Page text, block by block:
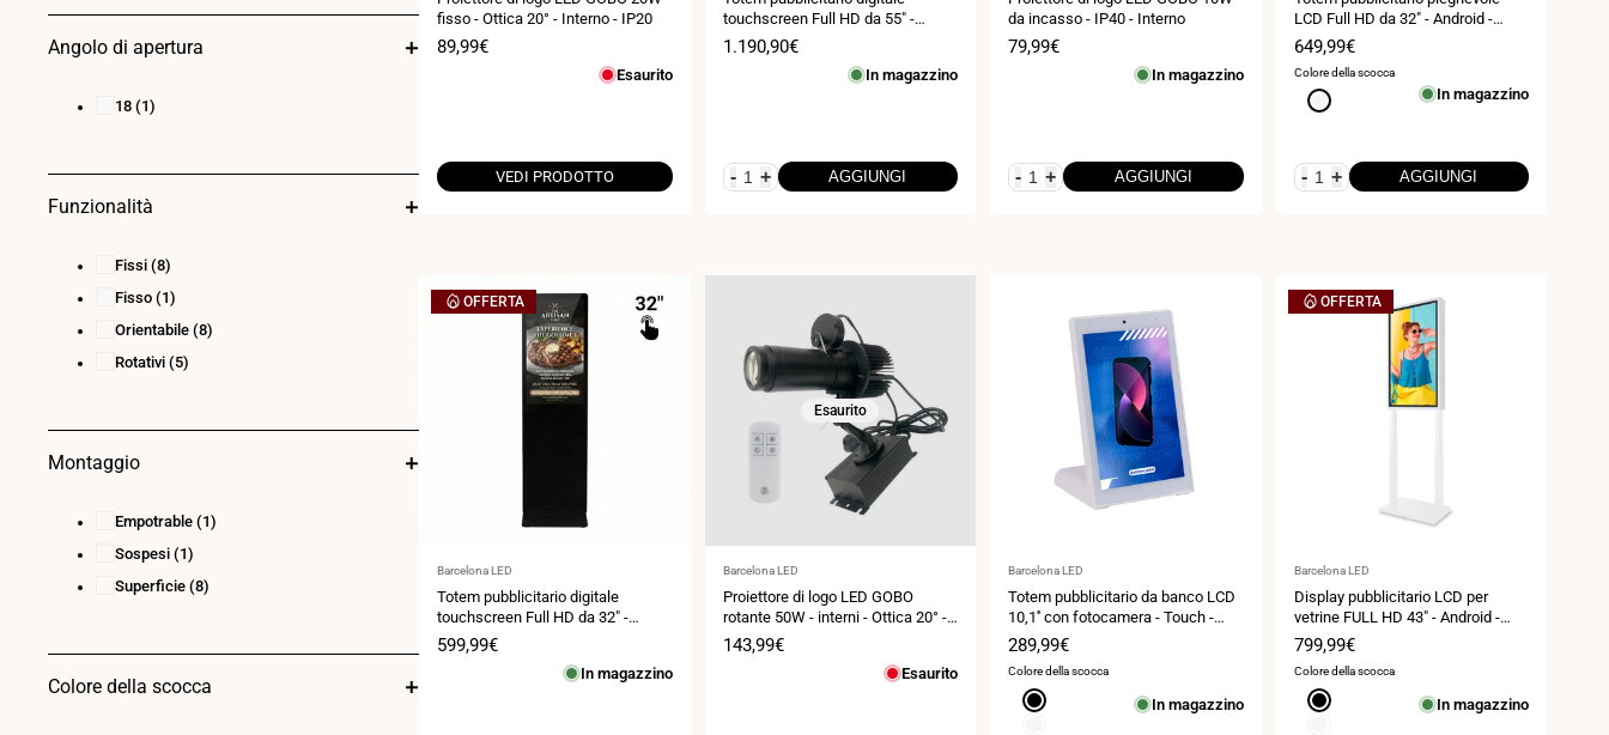
fisso - Ottica 20° - Interno - IP20
Prezzo
89,99€
Esaurito
VEDI PRODOTTO
touchscreen Full HD da 55" -
Android 9 - Segnaletica verticale
per interni
Prezzo
1.190,90€
In magazzino
- + AGGIUNGI
da incasso - IP40 - Interno
Prezzo
79,99€
In magazzino
- + AGGIUNGI
LCD Full HD da 32" - Android -
Interno
Prezzo
di
vendita
649,99€
Colore della scocca
Bianco In magazzino
- + AGGIUNGI
OFFERTA
Fornitore:
Barcelona LED
Totem pubblicitario digitale
touchscreen Full HD da 32" -
Android 13 - Segnaletica verticale
per interni
Prezzo
599,99€
In magazzino
Esaurito
Fornitore:
Barcelona LED
Proiettore di logo LED GOBO
rotante 50W - interni - Ottica 20° -
IP20
Prezzo
143,99€
Esaurito
Fornitore:
Barcelona LED
Totem pubblicitario da banco LCD
10,1'' con fotocamera - Touch -
Android 11
Prezzo
di
vendita
289,99€
Colore della scocca
Nero
In magazzino
OFFERTA
Fornitore:
Barcelona LED
Display pubblicitario LCD per
vetrine FULL HD 43" - Android -
Indoor
Prezzo
di
vendita
799,99€
Colore della scocca
Nero
In magazzino
Angolo di apertura
18 (1)
Funzionalità
Fissi (8)
Fisso (1)
Orientabile (8)
Rotativi (5)
Montaggio
Empotrable (1)
Sospesi (1)
Superficie (8)
Colore della scocca